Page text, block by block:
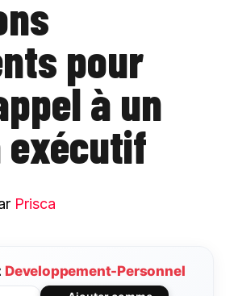
pour
à un
exécutif
Prisca
Developpement-Personnel